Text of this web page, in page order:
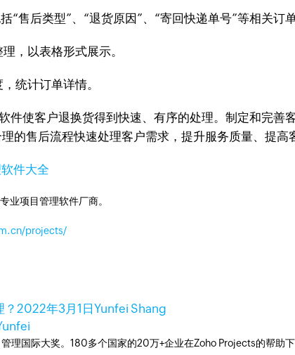
后类型”、“退货原因”、“寄回快递单号”等相关订单
，以表格形式展示。
统计订单详情。
使客户退换货得到快速、有序的处理。制定和完善
的售后流程快速处理客户需求，提升服务质量、提高
件大全
业项目管理软件厂商。
projects/
？2022年3月1日Yunfei Shang
理国际大奖。180多个国家的20万+企业在Zoho Projects的帮助